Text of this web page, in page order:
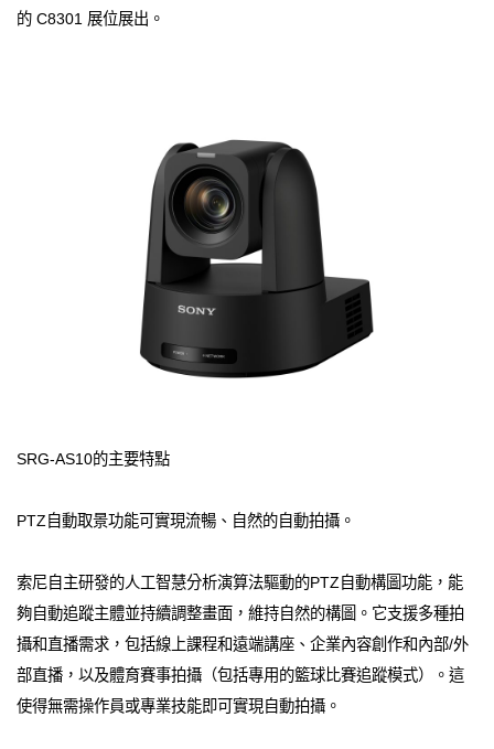
的 C8301 展位展出。
SRG-AS10的主要特點
PTZ自動取景功能可實現流暢、自然的自動拍攝。
索尼自主研發的人工智慧分析演算法驅動的PTZ自動構圖功能，能
夠自動追蹤主體並持續調整畫面，維持自然的構圖。它支援多種拍
攝和直播需求，包括線上課程和遠端講座、企業內容創作和內部/外
部直播，以及體育賽事拍攝（包括專用的籃球比賽追蹤模式）。這
使得無需操作員或專業技能即可實現自動拍攝。